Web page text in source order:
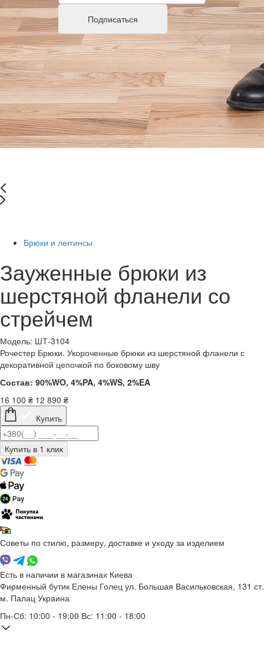
Брюки и леггинсы
Зауженные брюки из
шерстяной фланели со
стрейчем
Модель: ШТ-3104
Рочестер Брюки. Укороченные брюки из шерстяной фланели с
декоративной цепочкой по боковому шву
Состав: 90%WO, 4%PA, 4%WS, 2%EA
16 100 ₴ 12 890 ₴
Купить
Советы по стилю, размеру, доставке и уходу за изделием
Есть в наличии в магазинах Киева
Фирменный бутик Елены Голец ул. Большая Васильковская, 131 ст.
м. Палац Украина
Пн-Сб: 10:00 - 19:00 Вс: 11:00 - 18:00
Подписаться